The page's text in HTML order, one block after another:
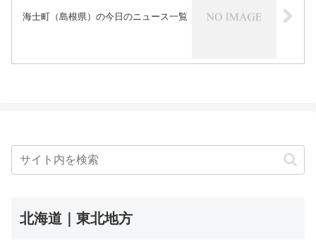
海士町（島根県）の今日のニュース一覧
北海道｜東北地方